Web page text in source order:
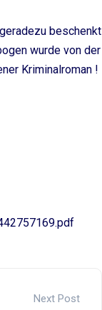
beschenkt
wurde von der
Kriminalroman !
Next Post